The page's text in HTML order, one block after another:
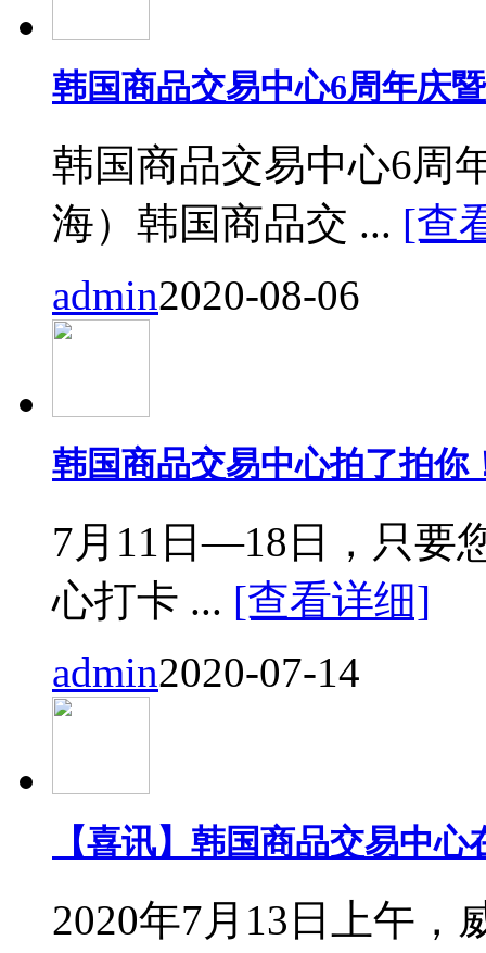
韩国商品交易中心6周年庆
韩国商品交易中心6周
海）韩国商品交 ... [查
admin2020-08-06
韩国商品交易中心拍了拍你
7月11日—18日，只要
心打卡 ... [查看详细]
admin2020-07-14
【喜讯】韩国商品交易中
2020年7月13日上午，